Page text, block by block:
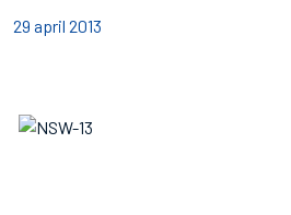
29 april 2013